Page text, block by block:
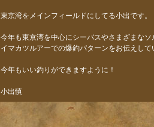
東京湾をメインフィールドにしてる小出です。
今年も東京湾を中心にシーバスやさまざまな
イマカツルアーでの爆釣パターンをお伝えし
今年もいい釣りができますように！
小出慎